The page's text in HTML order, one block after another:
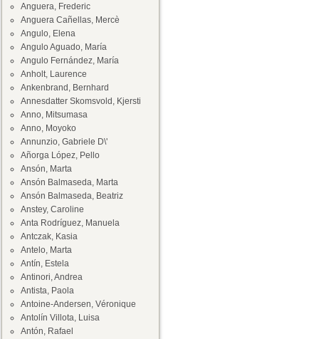
Anguera, Frederic
Anguera Cañellas, Mercè
Angulo, Elena
Angulo Aguado, María
Angulo Fernández, María
Anholt, Laurence
Ankenbrand, Bernhard
Annesdatter Skomsvold, Kjersti
Anno, Mitsumasa
Anno, Moyoko
Annunzio, Gabriele D\'
Añorga López, Pello
Ansón, Marta
Ansón Balmaseda, Marta
Ansón Balmaseda, Beatriz
Anstey, Caroline
Anta Rodríguez, Manuela
Antczak, Kasia
Antelo, Marta
Antín, Estela
Antinori, Andrea
Antista, Paola
Antoine-Andersen, Véronique
Antolín Villota, Luisa
Antón, Rafael